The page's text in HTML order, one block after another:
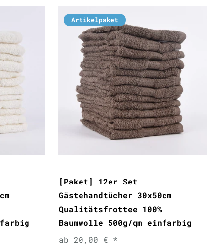
Artikelpaket
[Paket] 12er Set
Gästehandtücher 30x50cm
Qualitätsfrottee 100%
Baumwolle 500g/qm einfarbig
ab 20,00 € *